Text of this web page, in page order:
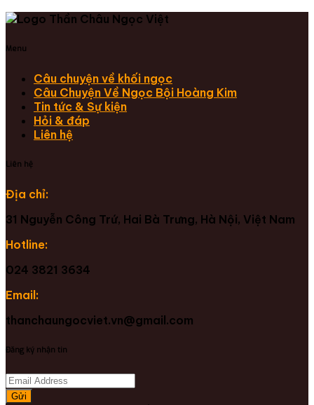
Menu
Câu chuyện về khối ngọc
Câu Chuyện Về Ngọc Bội Hoàng Kim
Tin tức & Sự kiện
Hỏi & đáp
Liên hệ
Liên hệ
Địa chỉ:
31 Nguyễn Công Trứ, Hai Bà Trưng, Hà Nội, Việt Nam
Hotline:
024 3821 3634
Email:
thanchaungocviet.vn@gmail.com
Đăng ký nhận tin
Gửi